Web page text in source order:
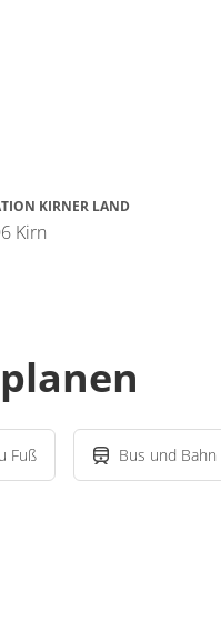
KIRNER LAND
Kirn
Fuß Bus und Bahn